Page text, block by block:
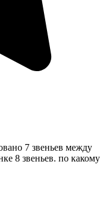
7 звеньев между
8 звеньев. по какому